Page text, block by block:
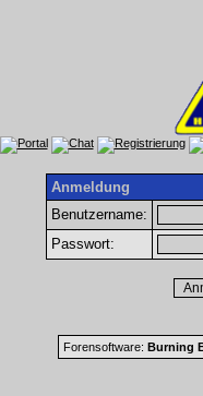
Anmeldung
Benutzername:
Passwort:
Forensoftware: Burning